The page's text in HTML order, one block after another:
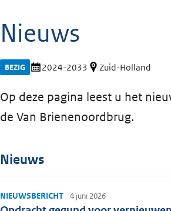
Nieuws
BEZIG 2024-2033 Zuid-Holland
Op deze pagina leest u het
de Van Brienenoordbrug.
Nieuws
NIEUWSBERICHT 4 juni 2026